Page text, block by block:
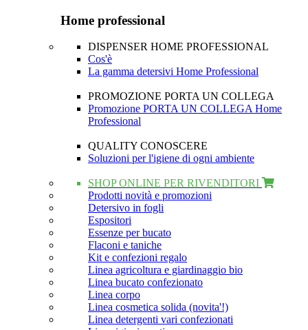
Home professional
DISPENSER HOME PROFESSIONAL
Cos'è
La gamma detersivi Home Professional
PROMOZIONE PORTA UN COLLEGA
Promozione PORTA UN COLLEGA Home
Professional
QUALITY CONOSCERE
Soluzioni per l'igiene di ogni ambiente
SHOP ONLINE PER RIVENDITORI
Prodotti novità e promozioni
Detersivo in fogli
Espositori
Essenze per bucato
Flaconi e taniche
Kit e confezioni regalo
Linea agricoltura e giardinaggio bio
Linea bucato confezionato
Linea corpo
Linea cosmetica solida (novita'!)
Linea detergenti vari confezionati